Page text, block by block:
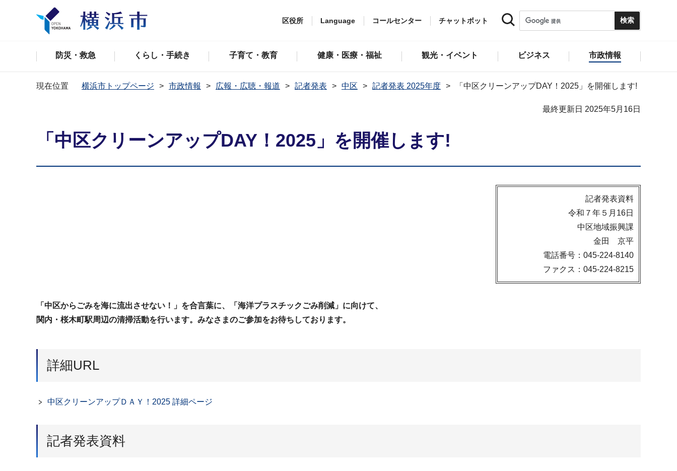
区役所 Language コールセンター チャットボット
防災・救急 くらし・手続き 子育て・教育 健康・医療・福祉 観光・イベント ビジネス 市政情報
現在位置 横浜市トップページ 市政情報 広報・広聴・報道 記者発表 中区 記者発表 2025年度 「中区クリーンアップDAY！2025」を開催します!
最終更新日 2025年5月16日
「中区クリーンアップDAY！2025」を開催します!
記者発表資料
令和７年５月16日
中区地域振興課
金田 京平
電話番号：045-224-8140
ファクス：045-224-8215
「中区からごみを海に流出させない！」を合言葉に、「海洋プラスチックごみ削減」に向けて、
関内・桜木町駅周辺の清掃活動を行います。みなさまのご参加をお待ちしております。
詳細URL
中区クリーンアップＤＡＹ！2025 詳細ページ
記者発表資料